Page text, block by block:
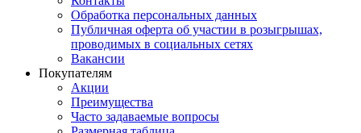
Обработка персональных данных
Публичная оферта об участии в розыгрышах,
проводимых в социальных сетях
Вакансии
Покупателям
Акции
Преимущества
Часто задаваемые вопросы